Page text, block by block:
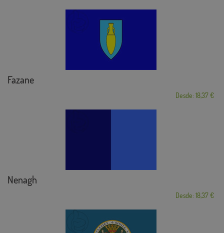
Fazane
Desde: 18,37 €
Nenagh
Desde: 18,37 €